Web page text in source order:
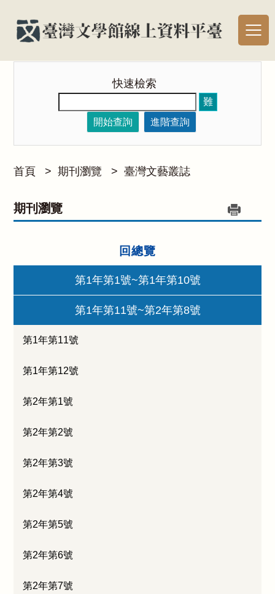
快速檢索
難
開始查詢
進階查詢
首頁 > 期刊瀏覽 > 臺灣文藝叢誌
期刊瀏覽
回總覽
第1年第1號~第1年第10號
第1年第11號~第2年第8號
第1年第11號
第1年第12號
第2年第1號
第2年第2號
第2年第3號
第2年第4號
第2年第5號
第2年第6號
第2年第7號